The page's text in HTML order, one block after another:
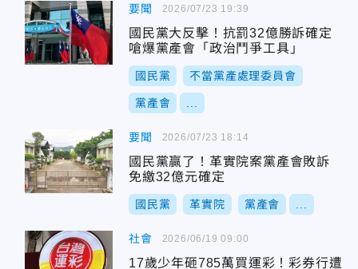
要聞
國民黨大反擊！抗罰32億勝訴確定
嗆爆黨產會「政治鬥爭工具」
國民黨 不當黨產處理委員會
黨產會
2026/07/23 19:39
要聞
國民黨贏了！革實院案黨產會敗訴
免繳32億元確定
國民黨 革實院 黨產會
2026/07/23 18:14
社會
17歲少年砸785萬買運彩！彩券行遭
2026/06/19 09:00